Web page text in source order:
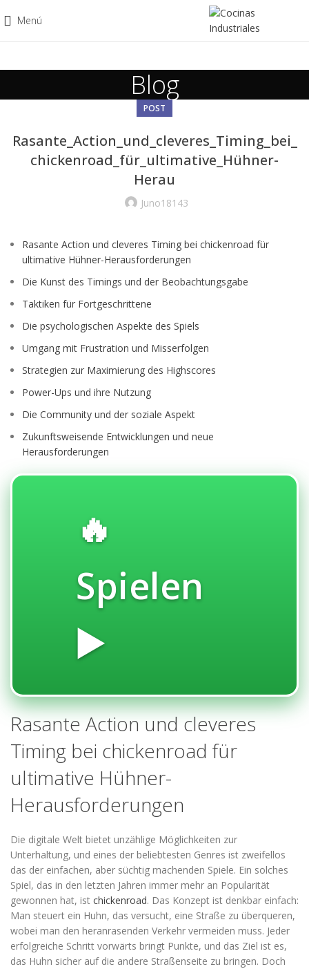
Menú
Blog
POST
Rasante_Action_und_cleveres_Timing_bei_
chickenroad_für_ultimative_Hühner-
Herau
Juno18143
Rasante Action und cleveres Timing bei chickenroad für
ultimative Hühner-Herausforderungen
Die Kunst des Timings und der Beobachtungsgabe
Taktiken für Fortgeschrittene
Die psychologischen Aspekte des Spiels
Umgang mit Frustration und Misserfolgen
Strategien zur Maximierung des Highscores
Power-Ups und ihre Nutzung
Die Community und der soziale Aspekt
Zukunftsweisende Entwicklungen und neue
Herausforderungen
🔥
Spielen
▶️
Rasante Action und cleveres
Timing bei chickenroad für
ultimative Hühner-
Herausforderungen
Die digitale Welt bietet unzählige Möglichkeiten zur
Unterhaltung, und eines der beliebtesten Genres ist zweifellos
das der einfachen, aber süchtig machenden Spiele. Ein solches
Spiel, das in den letzten Jahren immer mehr an Popularität
gewonnen hat, ist chickenroad. Das Konzept ist denkbar einfach:
Man steuert ein Huhn, das versucht, eine Straße zu überqueren,
wobei man den heranrasenden Verkehr vermeiden muss. Jeder
erfolgreiche Schritt vorwärts bringt Punkte, und das Ziel ist es,
das Huhn sicher auf die andere Straßenseite zu bringen. Doch